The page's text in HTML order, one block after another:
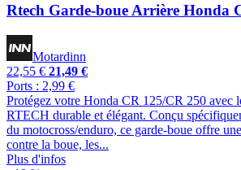
Rtech Garde-boue Arrière Honda
Motardinn
22,55 € 21,49 €
Ports : 2,99 €
Protégez votre Honda CR 125/CR 250 avec
RTECH durable et élégant. Conçu
du motocross/enduro, ce garde-boue offre
contre la boue, les...
Plus d'infos